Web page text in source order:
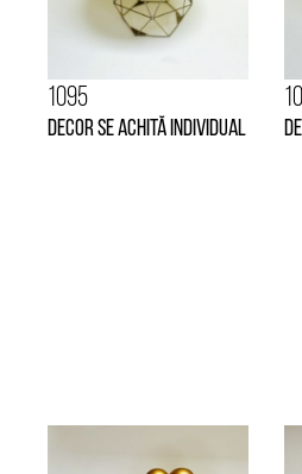
1095
Decor se achită individual